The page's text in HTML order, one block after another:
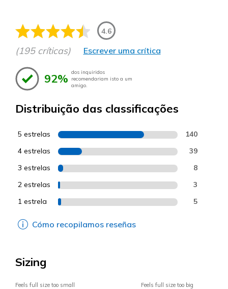
4.6
(195 críticas) Escrever uma crítica
92% dos inquiridos
recomendariam isto a um
amigo.
Distribuição das classificações
5 estrelas 140
4 estrelas 39
3 estrelas 8
2 estrelas 3
1 estrela 5
Cómo recopilamos reseñas
Sizing
Feels full size too small Feels full size too big